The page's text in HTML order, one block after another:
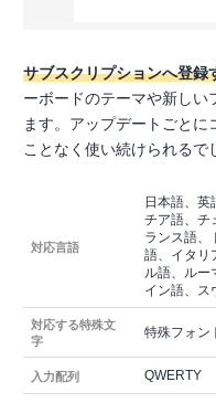
サブスクリプションへ登録
ーボードのテーマや新しい
ます。アップデートごとに
ことなく使い続けられるで
対応言語
日本語、英
チア語、チ
ランス語、
語、イタリ
ル語、ルー
イン語、ス
対応する特殊文
字
特殊フォン
入力配列 QWERTY